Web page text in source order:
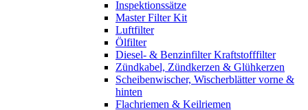
Inspektionssätze
Master Filter Kit
Luftfilter
Ölfilter
Diesel- & Benzinfilter Kraftstofffilter
Zündkabel, Zündkerzen & Glühkerzen
Scheibenwischer, Wischerblätter vorne &
hinten
Flachriemen & Keilriemen